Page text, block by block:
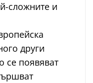
сложните и
други
се появяват